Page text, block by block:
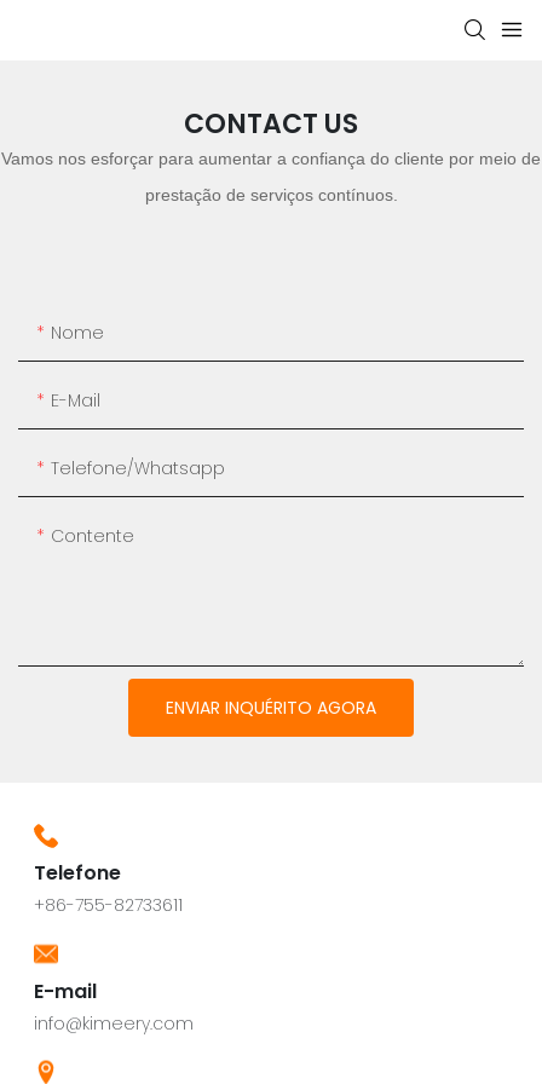
CONTACT US
Vamos nos esforçar para aumentar a confiança do cliente por meio de
prestação de serviços contínuos.
Nome
E-Mail
Telefone/whatsapp
Contente
ENVIAR INQUÉRITO AGORA
Telefone
+86-755-82733611
E-mail
info@kimeery.com